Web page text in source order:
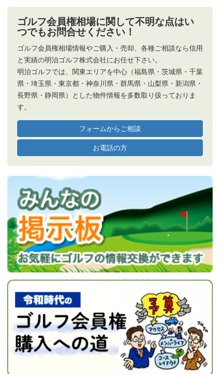
ゴルフ会員権相場に関して不明な点はい
つでもお問合せください！
ゴルフ会員権相場情報やご購入・売却、各種ご相談なら信用
と実績の明治ゴルフ株式会社にお任せ下さい。
明治ゴルフでは、関東エリアを中心（福島県・茨城県・千葉
県・埼玉県・東京都・神奈川県・群馬県・山梨県・新潟県・
長野県・静岡県）とした物件情報を多数取り扱っておりま
す。
フォームからご相談
お電話の方